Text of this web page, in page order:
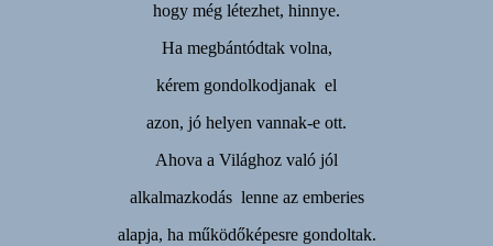
hogy még létezhet, hinnye.
Ha megbántódtak volna,
kérem gondolkodjanak el
azon, jó helyen vannak-e ott.
Ahova a Világhoz való jól
alkalmazkodás lenne az emberies
alapja, ha működőképesre gondoltak.